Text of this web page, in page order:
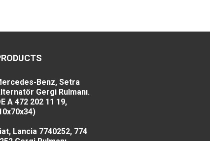
Benz, Setra
Gergi Rulmanı.
A 472 202 11 19,
Lancia 7740252, 774